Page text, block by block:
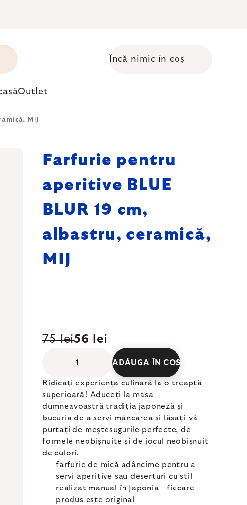
Coş de cumpărături
Încă nimic în coș
Outlet
MIJ
Farfurie pentru
aperitive BLUE
BLUR 19 cm,
albastru, ceramică,
MIJ
75 lei56 lei
ADĂUGA ÎN COŞ
Ridicați experiența culinară la o treaptă
superioară! Aduceți la masa
dumneavoastră tradiția japoneză și
bucuria de a servi mâncarea și lăsați-vă
purtați de meșteșugurile perfecte, de
formele neobișnuite și de jocul neobișnuit
de culori.
farfurie de mică adâncime pentru a
servi aperitive sau deserturi cu stil
realizat manual în Japonia - fiecare
produs este original